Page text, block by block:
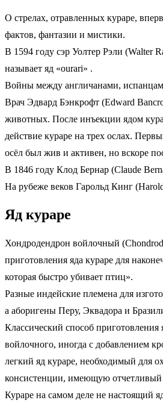
О стрелах, отравленных кураре,
фактов, фантазии и мистики.
В 1594 году сэр Уолтер Рэли (Walter
называет яд «ourari» .
Войны между англичанами,
Врач Эдвард Бэнкрофт (Edward
животных. После инъекции ядом
действие кураре на трех ослах.
осёл был жив и активен, но вскоре
В 1846 году Клод Бернар (Claude
На рубеже веков Гарольд Кинг
Яд кураре
Хондродендрон войлочный
приготовления яда кураре для
которая быстро убивает птиц».
Разные индейские племена для
а аборигены Перу, Эквадора и
Классический способ
войлочного, иногда с добавлением
легкий яд кураре, необходимый для
консистенции, имеющую отчетливый
Кураре на самом деле не настоящий